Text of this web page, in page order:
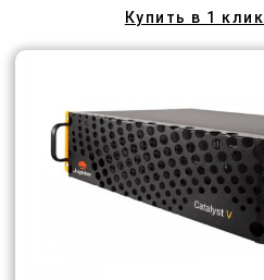
Купить в 1 клик